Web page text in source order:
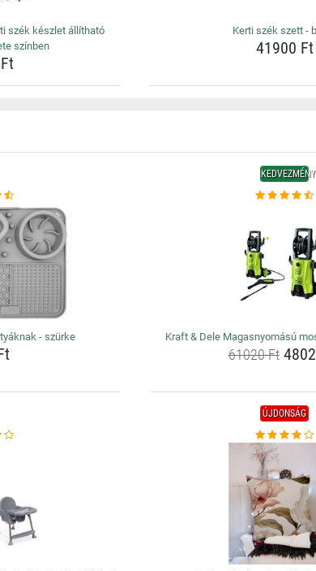
szék készlet állítható
színben
Kerti szék szett -
41900 Ft
- szürke
KEDVEZMÉNY
Kraft & Dele Magasnyomású
61020 Ft
ÚJDONSÁG